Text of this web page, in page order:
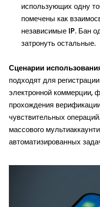
использующих одну
помечены как
независимые IP. Бан
затронуть остальные.
Сценарии
подходят для
электронной коммерции,
прохождения
чувствительных
массового
автоматизированных